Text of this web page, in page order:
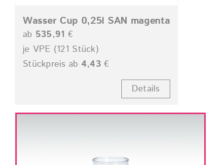
Wasser Cup 0,25l SAN magenta
ab 535,91 €
je VPE (121 Stück)
Stückpreis ab 4,43 €
Details